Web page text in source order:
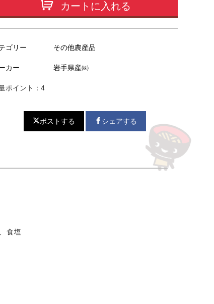
カートに入れる
ゴリー その他農産品
カー 岩手県産㈱
ポイント：4
ポストする シェアする
食塩